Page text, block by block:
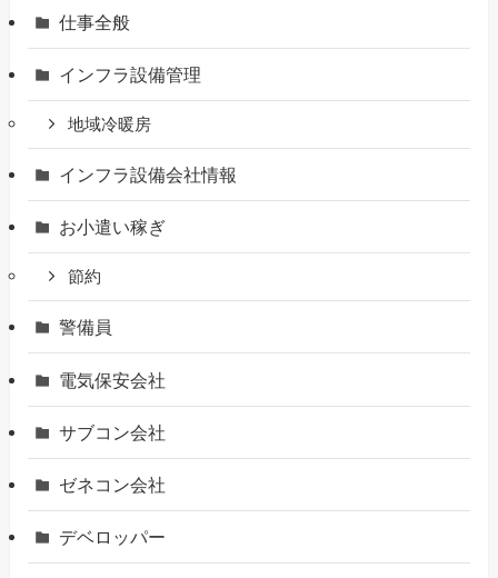
仕事全般
インフラ設備管理
地域冷暖房
インフラ設備会社情報
お小遣い稼ぎ
節約
警備員
電気保安会社
サブコン会社
ゼネコン会社
デベロッパー